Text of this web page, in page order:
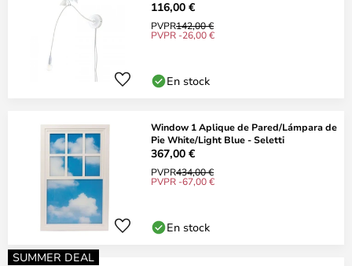
116,00 €
PVPR142,00 €
PVPR -26,00 €
En stock
Window 1 Aplique de Pared/Lámpara de
Pie White/Light Blue - Seletti
367,00 €
PVPR434,00 €
PVPR -67,00 €
En stock
SUMMER DEAL